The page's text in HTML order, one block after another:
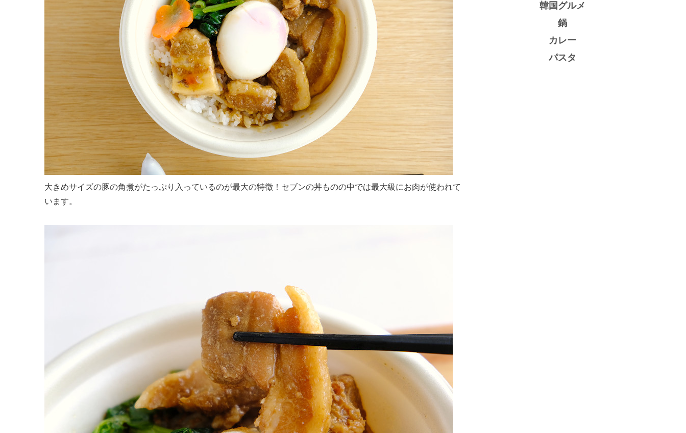
大きめサイズの豚の角煮がたっぷり入っているのが最大の特徴！セブンの丼ものの中では最大級にお肉が使われて
います。
韓国グルメ
鍋
カレー
パスタ